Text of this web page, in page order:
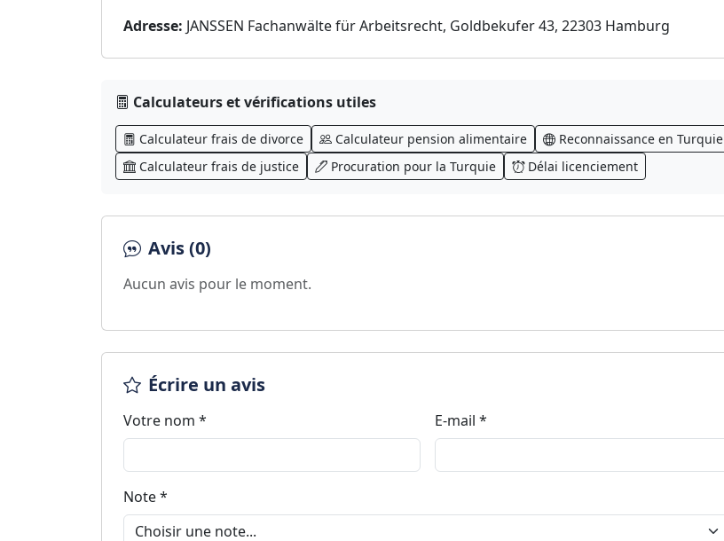
Adresse: JANSSEN Fachanwälte für Arbeitsrecht, Goldbekufer 43, 22303 Hamburg
Calculateurs et vérifications utiles
Calculateur frais de divorce Calculateur pension alimentaire
Reconnaissance en Turquie
Calculateur frais de justice
Procuration pour la Turquie Délai licenciement
Avis (0)
Aucun avis pour le moment.
Écrire un avis
Votre nom * E-mail *
Note *